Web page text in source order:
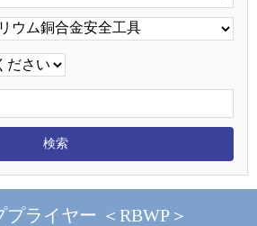
ライヤー ＜RBWP＞